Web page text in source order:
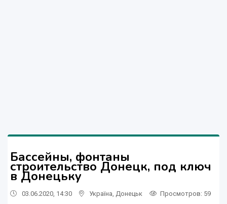
Бассейны, фонтаны
строительство Донецк, под ключ
в Донецьку
03.06.2020, 14:30 Україна Донецьк Просмотров: 59